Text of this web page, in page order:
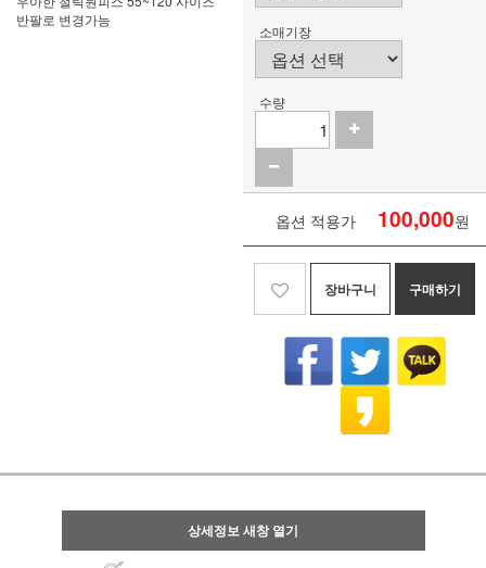
반팔로 변경가능
소매기장
수량
옵션 적용가 100,000원
장바구니 구매하기
상세정보 새창 열기